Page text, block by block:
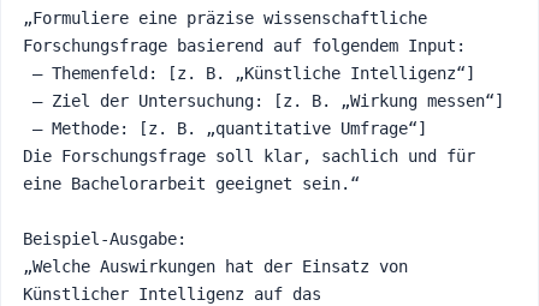
„Formuliere eine präzise wissenschaftliche
Forschungsfrage basierend auf folgendem Input:
Die Forschungsfrage soll klar, sachlich und für
eine Bachelorarbeit geeignet sein.“
Beispiel-Ausgabe:
„Welche Auswirkungen hat der Einsatz von
Künstlicher Intelligenz auf das